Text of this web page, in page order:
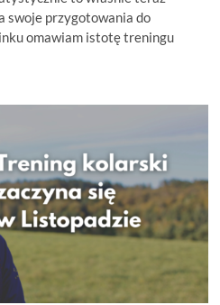
swoje przygotowania do
omawiam istotę treningu